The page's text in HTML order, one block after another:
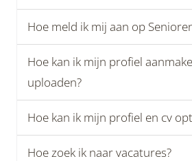
Hoe meld ik mij aan op
Hoe kan ik mijn profiel
uploaden?
Hoe kan ik mijn profiel en cv
Hoe zoek ik naar vacatures?